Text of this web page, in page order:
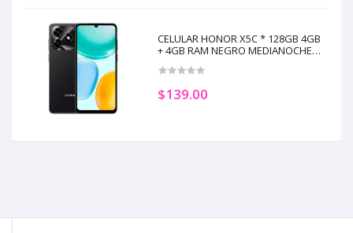
CELULAR HONOR X5C * 128GB 4GB
+ 4GB RAM NEGRO MEDIANOCHE
$139.00